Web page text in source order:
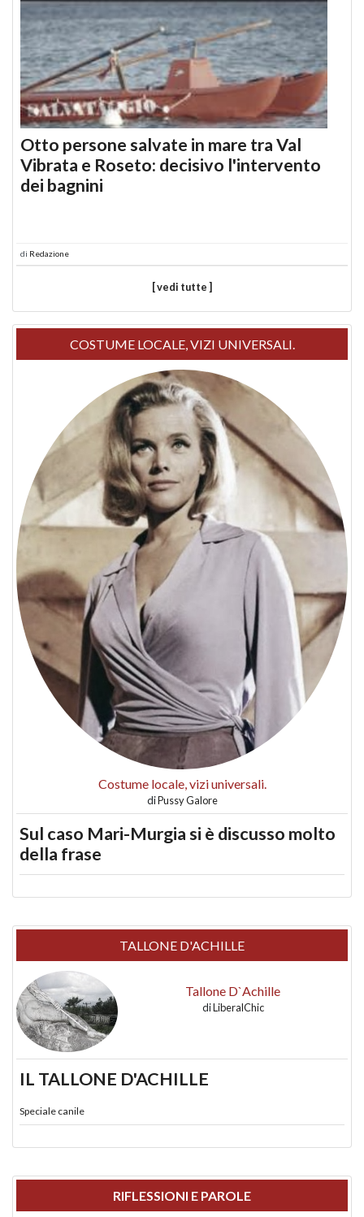
Otto persone salvate in mare tra Val
Vibrata e Roseto: decisivo l'intervento
dei bagnini
di Redazione
[ vedi tutte ]
COSTUME LOCALE, VIZI UNIVERSALI.
Costume locale, vizi universali.
diPussy Galore
Sul caso Mari-Murgia si è discusso molto
della frase
TALLONE D'ACHILLE
Tallone D`Achille
diLiberalChic
IL TALLONE D'ACHILLE
Speciale canile
RIFLESSIONI E PAROLE